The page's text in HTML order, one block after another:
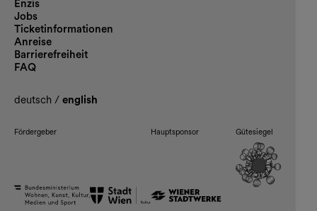
Enzis
Jobs
Ticketinformationen
Anreise
Barrierefreiheit
FAQ
deutsch / english
Fördergeber Hauptsponsor Gütesiegel